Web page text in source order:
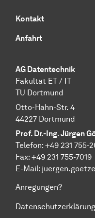
Kontakt
Anfahrt
AG Datentechnik
Fakultät ET / IT
TU Dortmund
Otto-Hahn-Str. 4
44227 Dortmund
Prof. Dr.-Ing. Jürgen
Telefon: +49 231 755-
Fax: +49 231 755-7019
E-Mail:
Anregungen?
Datenschutzerklärung